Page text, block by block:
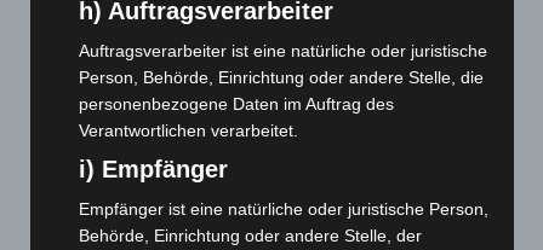
7. August 2026
Brand im „Haus der Begegnung“ in Neuwarmbüchen schnell
6. August 2026
Region Hannover: 21 neue Notfallsanitäter starten beim
5. August 2026
h) Auftragsverarbeiter
Auftragsverarbeiter ist eine natürliche oder juristische
Person, Behörde, Einrichtung oder andere Stelle, die
personenbezogene Daten im Auftrag des
Verantwortlichen verarbeitet.
i) Empfänger
Empfänger ist eine natürliche oder juristische Person,
Behörde, Einrichtung oder andere Stelle, der